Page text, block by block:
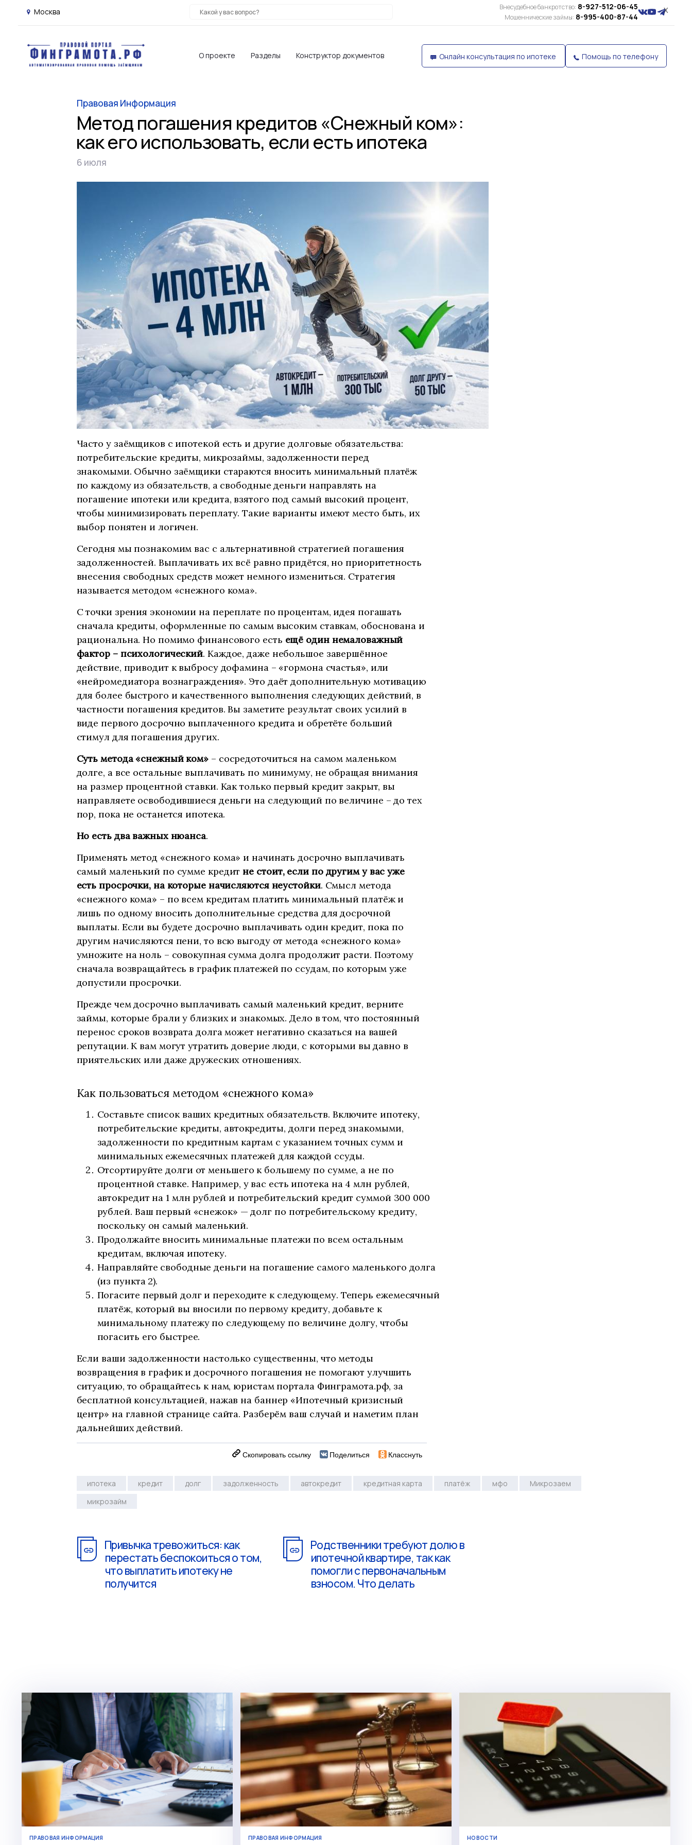
Москва X
Внесудебное банкротство: 8-927-512-06-45
Мошеннические займы: 8-995-400-87-44
О проекте Разделы Конструктор документов Онлайн консультация по ипотеке Помощь по телефону
Правовая Информация
Метод погашения кредитов «Снежный ком»:
как его использовать, если есть ипотека
6 июля
Часто у заёмщиков с ипотекой есть и другие долговые обязательства:
потребительские кредиты, микрозаймы, задолженности перед
знакомыми. Обычно заёмщики стараются вносить минимальный платёж
по каждому из обязательств, а свободные деньги направлять на
погашение ипотеки или кредита, взятого под самый высокий процент,
чтобы минимизировать переплату. Такие варианты имеют место быть, их
выбор понятен и логичен.
Сегодня мы познакомим вас с альтернативной стратегией погашения
задолженностей. Выплачивать их всё равно придётся, но приоритетность
внесения свободных средств может немного измениться. Стратегия
называется методом «снежного кома».
С точки зрения экономии на переплате по процентам, идея погашать
сначала кредиты, оформленные по самым высоким ставкам, обоснована и
рациональна. Но помимо финансового есть ещё один немаловажный
фактор – психологический. Каждое, даже небольшое завершённое
действие, приводит к выбросу дофамина – «гормона счастья», или
«нейромедиатора вознаграждения». Это даёт дополнительную мотивацию
для более быстрого и качественного выполнения следующих действий, в
частности погашения кредитов. Вы заметите результат своих усилий в
виде первого досрочно выплаченного кредита и обретёте больший
стимул для погашения других.
Суть метода «снежный ком» – сосредоточиться на самом маленьком
долге, а все остальные выплачивать по минимуму, не обращая внимания
на размер процентной ставки. Как только первый кредит закрыт, вы
направляете освободившиеся деньги на следующий по величине – до тех
пор, пока не останется ипотека.
Но есть два важных нюанса.
Применять метод «снежного кома» и начинать досрочно выплачивать
самый маленький по сумме кредит не стоит, если по другим у вас уже
есть просрочки, на которые начисляются неустойки. Смысл метода
«снежного кома» – по всем кредитам платить минимальный платёж и
лишь по одному вносить дополнительные средства для досрочной
выплаты. Если вы будете досрочно выплачивать один кредит, пока по
другим начисляются пени, то всю выгоду от метода «снежного кома»
умножите на ноль – совокупная сумма долга продолжит расти. Поэтому
сначала возвращайтесь в график платежей по ссудам, по которым уже
допустили просрочки.
Прежде чем досрочно выплачивать самый маленький кредит, верните
займы, которые брали у близких и знакомых. Дело в том, что постоянный
перенос сроков возврата долга может негативно сказаться на вашей
репутации. К вам могут утратить доверие люди, с которыми вы давно в
приятельских или даже дружеских отношениях.
Как пользоваться методом «снежного кома»
Составьте список ваших кредитных обязательств. Включите ипотеку,
потребительские кредиты, автокредиты, долги перед знакомыми,
задолженности по кредитным картам с указанием точных сумм и
минимальных ежемесячных платежей для каждой ссуды.
Отсортируйте долги от меньшего к большему по сумме, а не по
процентной ставке. Например, у вас есть ипотека на 4 млн рублей,
автокредит на 1 млн рублей и потребительский кредит суммой 300 000
рублей. Ваш первый «снежок» — долг по потребительскому кредиту,
поскольку он самый маленький.
Продолжайте вносить минимальные платежи по всем остальным
кредитам, включая ипотеку.
Направляйте свободные деньги на погашение самого маленького долга
(из пункта 2).
Погасите первый долг и переходите к следующему. Теперь ежемесячный
платёж, который вы вносили по первому кредиту, добавьте к
минимальному платежу по следующему по величине долгу, чтобы
погасить его быстрее.
Если ваши задолженности настолько существенны, что методы
возвращения в график и досрочного погашения не помогают улучшить
ситуацию, то обращайтесь к нам, юристам портала Финграмота.рф, за
бесплатной консультацией, нажав на баннер «Ипотечный кризисный
центр» на главной странице сайта. Разберём ваш случай и наметим план
дальнейших действий.
Скопировать ссылку Поделиться Класснуть
ипотека кредит долг задолженность автокредит кредитная карта платёж мфо
Микрозаем
микрозайм
Привычка тревожиться: как
перестать беспокоиться о том,
что выплатить ипотеку не
получится
Родственники требуют долю в
ипотечной квартире, так как
помогли с первоначальным
взносом. Что делать
ПРАВОВАЯ ИНФОРМАЦИЯ ПРАВОВАЯ ИНФОРМАЦИЯ НОВОСТИ